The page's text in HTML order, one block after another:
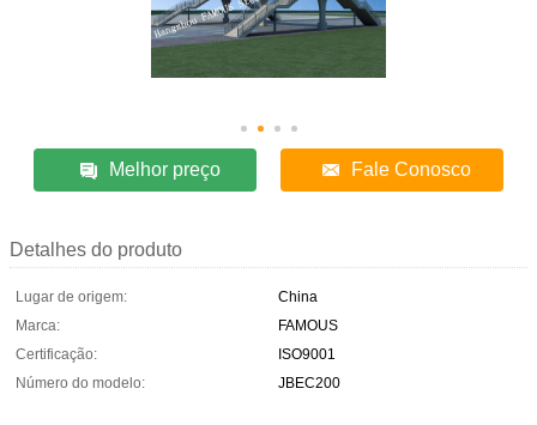
Melhor preço Fale Conosco
Detalhes do produto
Lugar de origem:
China
Marca:
FAMOUS
Certificação:
ISO9001
Número do modelo:
JBEC200